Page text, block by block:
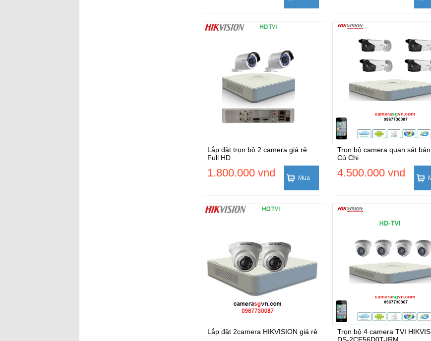
Lắp đặt trọn bộ 2 camera giá rẻ
Full HD
1.800.000 vnd Mua
Trọn bộ camera quan sát
Củ Chi
4.500.000 vnd
Lắp đặt 2camera HIKVISION giá rẻ
Trọn bộ 4 camera TVI